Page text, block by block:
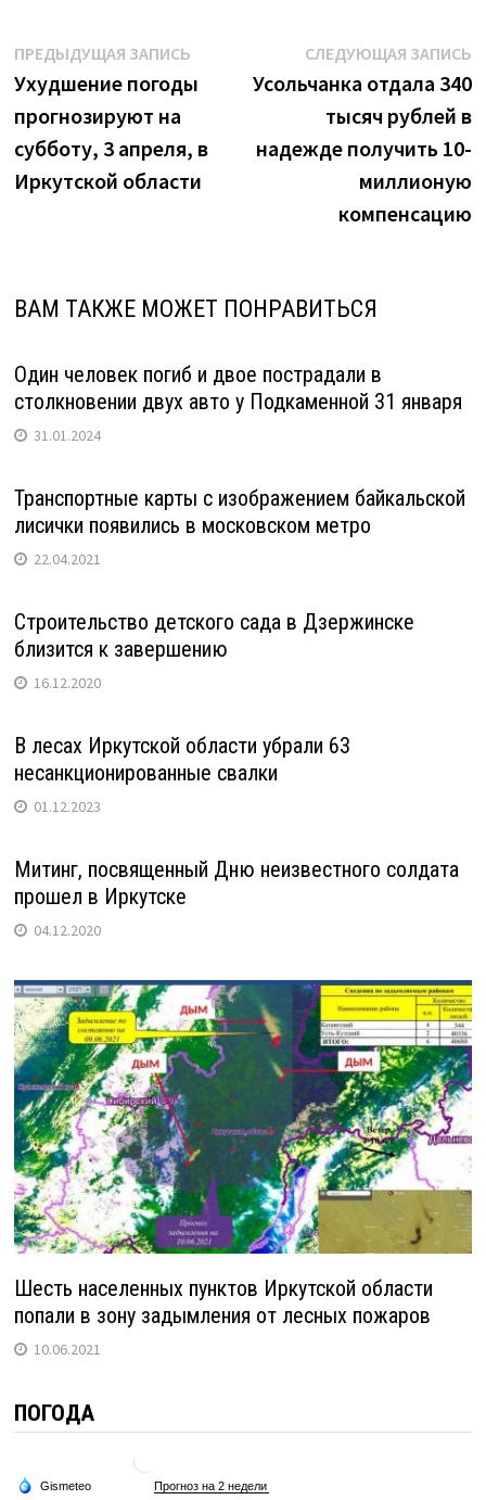
Навигация
по
записям
ПРЕДЫДУЩАЯ ЗАПИСЬПредыдущая
запись:
Ухудшение погоды
прогнозируют на
субботу, 3 апреля, в
Иркутской области
СЛЕДУЮЩАЯ ЗАПИСЬ
Усольчанка отдала 340
тысяч рублей в
надежде получить 10-
миллионую
компенсацию
ВАМ ТАКЖЕ МОЖЕТ ПОНРАВИТЬСЯ
Один человек погиб и двое пострадали в
столкновении двух авто у Подкаменной 31 января
31.01.2024
Транспортные карты с изображением байкальской
лисички появились в московском метро
22.04.2021
Строительство детского сада в Дзержинске
близится к завершению
16.12.2020
В лесах Иркутской области убрали 63
несанкционированные свалки
01.12.2023
Митинг, посвященный Дню неизвестного солдата
прошел в Иркутске
04.12.2020
Шесть населенных пунктов Иркутской области
попали в зону задымления от лесных пожаров
10.06.2021
ПОГОДА